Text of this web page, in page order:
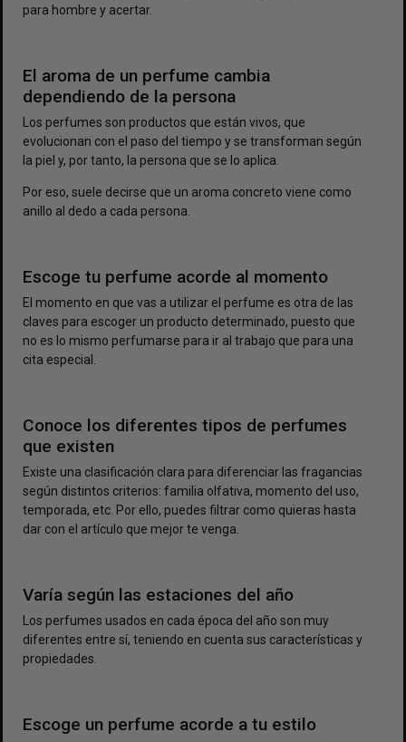
para hombre y acertar.
El aroma de un perfume cambia
dependiendo de la persona
Los perfumes son productos que están vivos, que
evolucionan con el paso del tiempo y se transforman según
la piel y, por tanto, la persona que se lo aplica.
Por eso, suele decirse que un aroma concreto viene como
anillo al dedo a cada persona.
Escoge tu perfume acorde al momento
El momento en que vas a utilizar el perfume es otra de las
claves para escoger un producto determinado, puesto que
no es lo mismo perfumarse para ir al trabajo que para una
cita especial.
Conoce los diferentes tipos de perfumes
que existen
Existe una clasificación clara para diferenciar las fragancias
según distintos criterios: familia olfativa, momento del uso,
temporada, etc. Por ello, puedes filtrar como quieras hasta
dar con el artículo que mejor te venga.
Varía según las estaciones del año
Los perfumes usados en cada época del año son muy
diferentes entre sí, teniendo en cuenta sus características y
propiedades.
Escoge un perfume acorde a tu estilo